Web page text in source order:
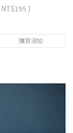
NT$195 )
購買須知